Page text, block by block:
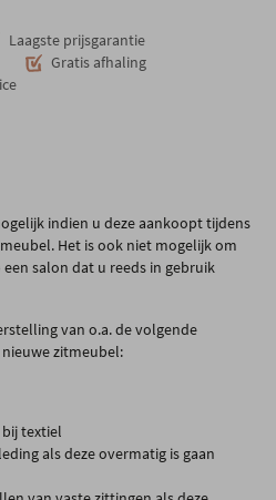
Laagste prijsgarantie
Gratis afhaling
indien u deze aankoopt tijdens
Het is ook niet mogelijk om
salon dat u reeds in gebruik
van o.a. de volgende
zitmeubel:
textiel
als deze overmatig is gaan